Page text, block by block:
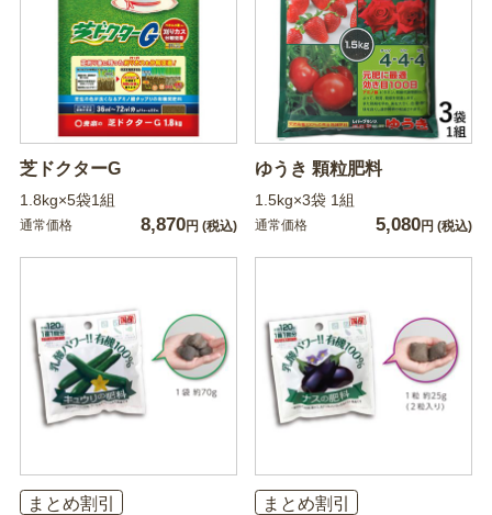
芝ドクターG
1.8kg×5袋1組
通常価格 8,870円 (税込)
ゆうき 顆粒肥料
1.5kg×3袋 1組
通常価格 5,080円 (税込)
まとめ割引
まとめ割引